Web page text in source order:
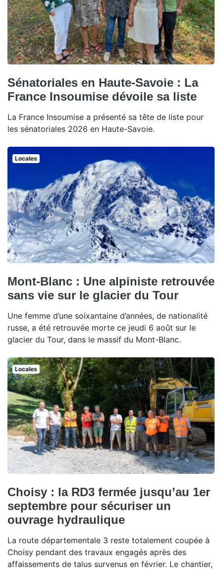
Sénatoriales en Haute-Savoie : La
France Insoumise dévoile sa liste
La France Insoumise a présenté sa tête de liste pour
les sénatoriales 2026 en Haute-Savoie.
Locales
Mont-Blanc : Une alpiniste retrouvée
sans vie sur le glacier du Tour
Une femme d’une soixantaine d’années, de nationalité
russe, a été retrouvée morte ce jeudi 6 août sur le
glacier du Tour, dans le massif du Mont-Blanc.
Locales
Choisy : la RD3 fermée jusqu’au 1er
septembre pour sécuriser un
ouvrage hydraulique
La route départementale 3 reste totalement coupée à
Choisy pendant des travaux engagés après des
affaissements de talus survenus en février. Le chantier,